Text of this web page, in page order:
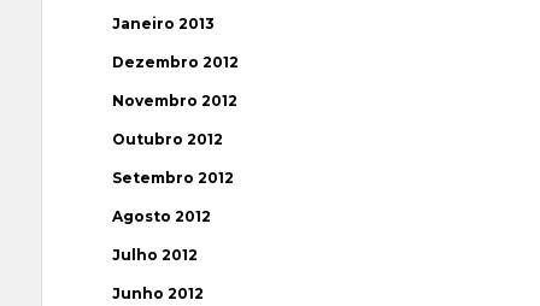
Janeiro 2013
Dezembro 2012
Novembro 2012
Outubro 2012
Setembro 2012
Agosto 2012
Julho 2012
Junho 2012